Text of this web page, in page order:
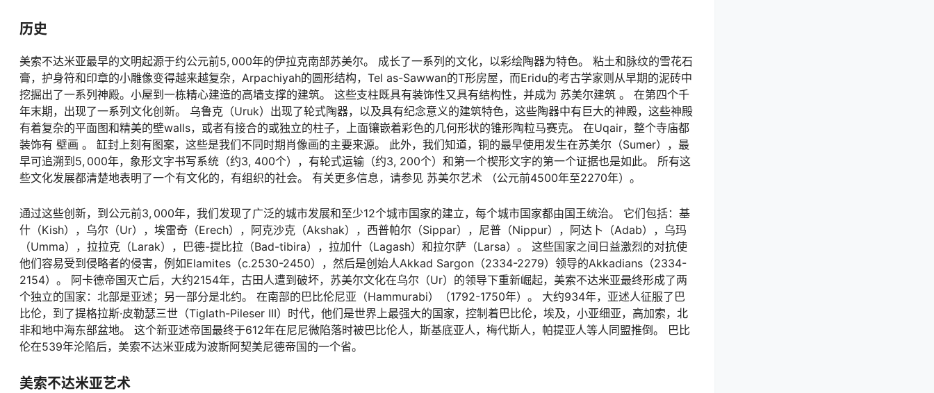
历史
美索不达米亚最早的文明起源于约公元前5, 000年的伊拉克南部苏美尔。 成长了一系列的文化，以彩绘陶器为特色。 粘土和脉纹的雪花石
膏，护身符和印章的小雕像变得越来越复杂，Arpachiyah的圆形结构，Tel as-Sawwan的T形房屋，而Eridu的考古学家则从早期的泥砖中
挖掘出了一系列神殿。小屋到一栋精心建造的高墙支撑的建筑。 这些支柱既具有装饰性又具有结构性，并成为 苏美尔建筑 。 在第四个千
年末期，出现了一系列文化创新。 乌鲁克（Uruk）出现了轮式陶器，以及具有纪念意义的建筑特色，这些陶器中有巨大的神殿，这些神殿
有着复杂的平面图和精美的壁walls，或者有接合的或独立的柱子，上面镶嵌着彩色的几何形状的锥形陶粒马赛克。 在Uqair，整个寺庙都
装饰有 壁画 。 缸封上刻有图案，这些是我们不同时期肖像画的主要来源。 此外，我们知道，铜的最早使用发生在苏美尔（Sumer），最
早可追溯到5, 000年，象形文字书写系统（约3, 400个），有轮式运输（约3, 200个）和第一个楔形文字的第一个证据也是如此。 所有这
些文化发展都清楚地表明了一个有文化的，有组织的社会。 有关更多信息，请参见 苏美尔艺术 （公元前4500年至2270年）。
通过这些创新，到公元前3, 000年，我们发现了广泛的城市发展和至少12个城市国家的建立，每个城市国家都由国王统治。 它们包括：基
什（Kish），乌尔（Ur），埃雷奇（Erech），阿克沙克（Akshak），西普帕尔（Sippar），尼普（Nippur），阿达卜（Adab），乌玛
（Umma），拉拉克（Larak），巴德-提比拉（Bad-tibira），拉加什（Lagash）和拉尔萨（Larsa）。 这些国家之间日益激烈的对抗使
他们容易受到侵略者的侵害，例如Elamites（c.2530-2450），然后是创始人Akkad Sargon（2334-2279）领导的Akkadians（2334-
2154）。 阿卡德帝国灭亡后，大约2154年，古田人遭到破坏，苏美尔文化在乌尔（Ur）的领导下重新崛起，美索不达米亚最终形成了两
个独立的国家：北部是亚述；另一部分是北约。 在南部的巴比伦尼亚（Hammurabi）（1792-1750年）。 大约934年，亚述人征服了巴
比伦，到了提格拉斯·皮勒瑟三世（Tiglath-Pileser III）时代，他们是世界上最强大的国家，控制着巴比伦，埃及，小亚细亚，高加索，北
非和地中海东部盆地。 这个新亚述帝国最终于612年在尼尼微陷落时被巴比伦人，斯基底亚人，梅代斯人，帕提亚人等人同盟推倒。 巴比
伦在539年沦陷后，美索不达米亚成为波斯阿契美尼德帝国的一个省。
美索不达米亚艺术